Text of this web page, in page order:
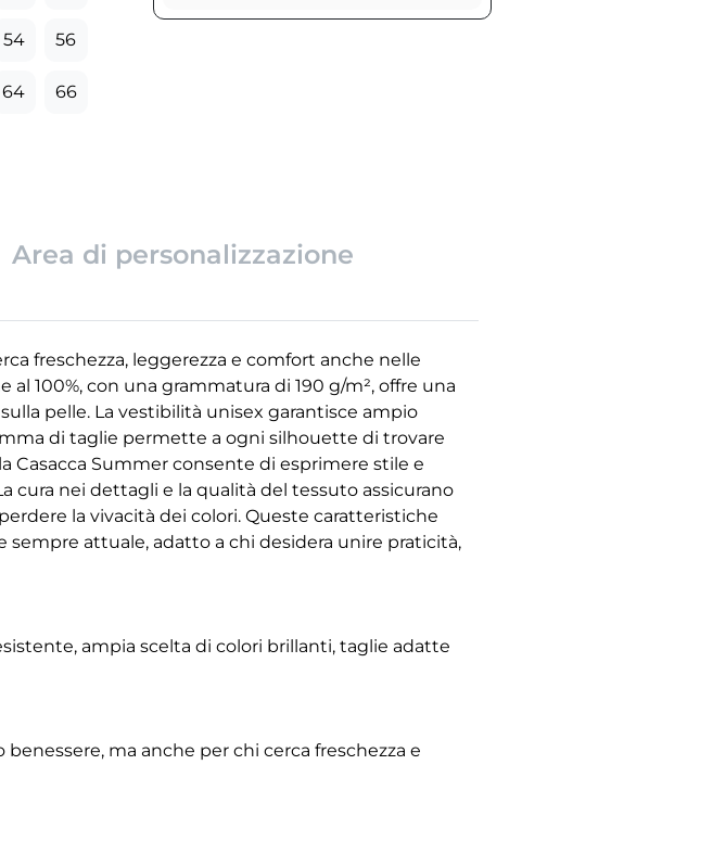
54 56
64 66
Area di personalizzazione
freschezza, leggerezza e comfort anche nelle
100%, con una grammatura di 190 g/m², offre una
pelle. La vestibilità unisex garantisce ampio
di taglie permette a ogni silhouette di trovare
Casacca Summer consente di esprimere stile e
cura nei dettagli e la qualità del tessuto assicurano
la vivacità dei colori. Queste caratteristiche
sempre attuale, adatto a chi desidera unire praticità,
ampia scelta di colori brillanti, taglie adatte
ma anche per chi cerca freschezza e